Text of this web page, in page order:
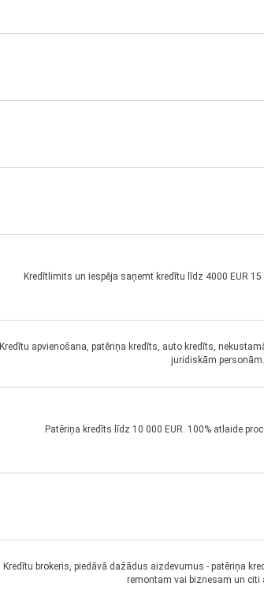
Kredītlimits un iespēja saņemt kredītu līdz 4000 EUR
Kredītu apvienošana, patēriņa kredīts, auto kredīts,
juridiskām personām.
Patēriņa kredīts līdz 10 000 EUR. 100% atlaide
Kredītu brokeris, piedāvā dažādus aizdevumus - patēriņa
remontam vai biznesam un citi